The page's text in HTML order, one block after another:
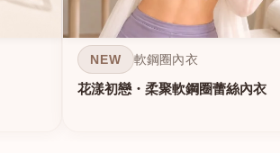
NEW 軟鋼圈內衣
花漾初戀・柔聚軟鋼圈蕾絲內衣